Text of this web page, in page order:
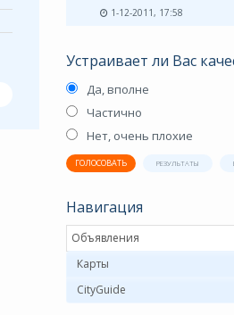
1-12-2011, 17:58
Устраивает ли Вас
Да, вполне
Частично
Нет, очень плохие
ГОЛОСОВАТЬ РЕЗУЛЬТАТЫ
Навигация
Объявления
Карты
CityGuide